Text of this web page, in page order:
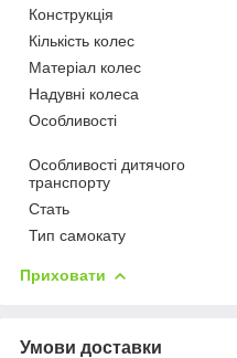
Конструкція
Кількість колес
Матеріал колес
Надувні колеса
Особливості
Особливості дитячого
транспорту
Стать
Тип самокату
Приховати
Умови доставки